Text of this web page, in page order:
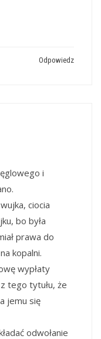
Odpowiedz
i
ciocia
bo była
prawa do
kopalni.
wypłaty
tego tytułu, że
jemu się
odwołanie